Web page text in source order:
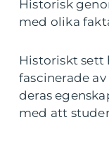
Historisk
med olika
Historiskt sett
fascinerade
deras
med att